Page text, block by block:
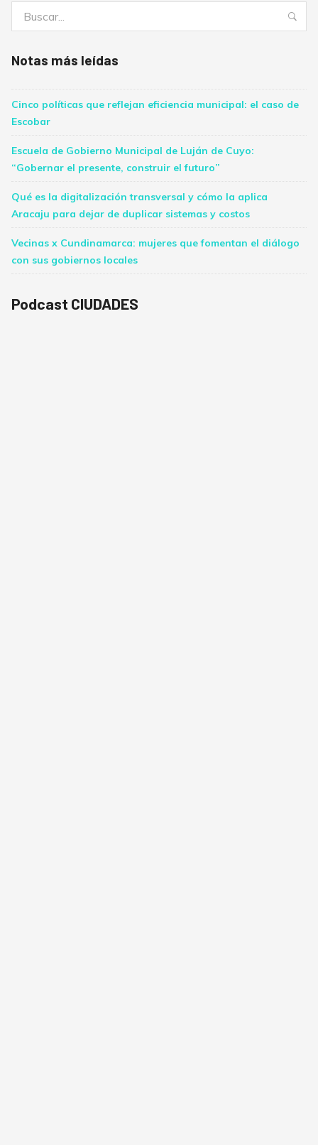
Notas más leídas
Cinco políticas que reflejan eficiencia municipal: el caso de
Escobar
Escuela de Gobierno Municipal de Luján de Cuyo:
“Gobernar el presente, construir el futuro”
Qué es la digitalización transversal y cómo la aplica
Aracaju para dejar de duplicar sistemas y costos
Vecinas x Cundinamarca: mujeres que fomentan el diálogo
con sus gobiernos locales
Podcast CIUDADES